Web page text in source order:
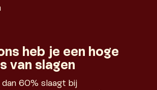
heb je een hoge
van slagen
60% slaagt bij